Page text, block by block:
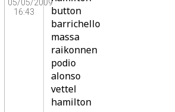
05/05/2009
16:43
button
barrichello
massa
raikonnen
podio
alonso
vettel
hamilton